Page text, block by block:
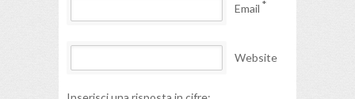
Email *
Website